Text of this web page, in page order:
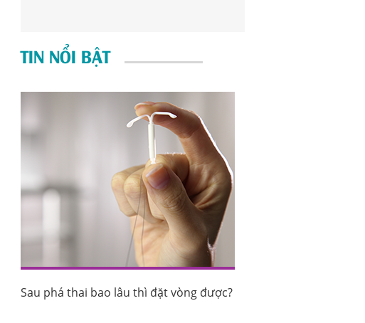
TIN NỔI BẬT
Sau phá thai bao lâu thì đặt vòng được?